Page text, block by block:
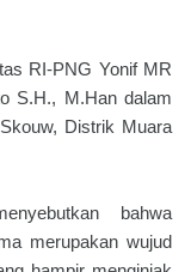
RI-PNG Yonif MR
S.H., M.Han dalam
Distrik Muara
bahwa
merupakan wujud